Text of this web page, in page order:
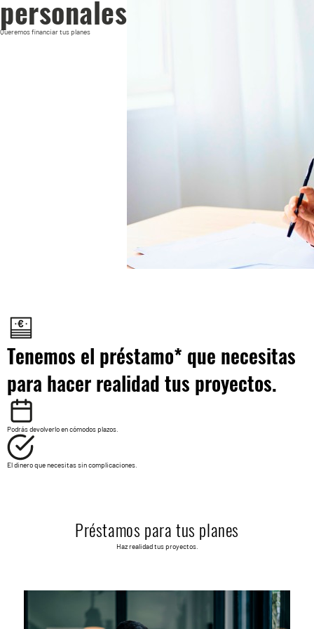
personales
Queremos financiar tus planes
Tenemos el préstamo* que necesitas
para hacer realidad tus proyectos.
Podrás devolverlo en cómodos plazos.
El dinero que necesitas sin complicaciones.
Préstamos para tus planes
Haz realidad tus proyectos.